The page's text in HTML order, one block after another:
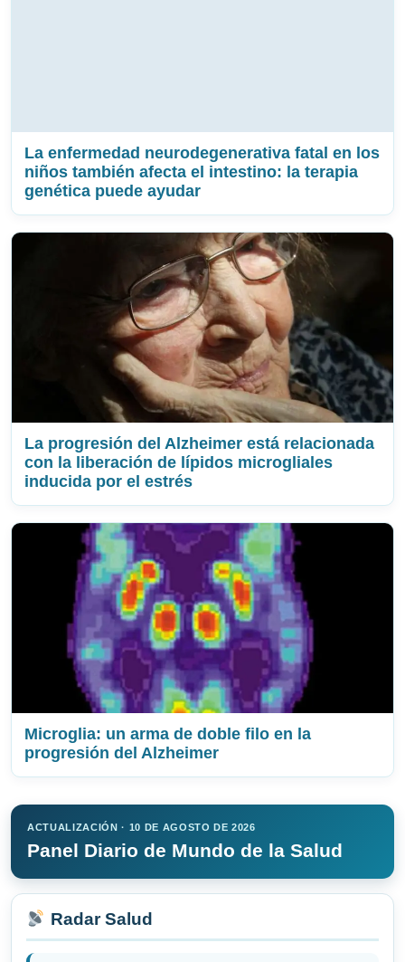
La enfermedad neurodegenerativa fatal en los
niños también afecta el intestino: la terapia
genética puede ayudar
La progresión del Alzheimer está relacionada
con la liberación de lípidos microgliales
inducida por el estrés
Microglia: un arma de doble filo en la
progresión del Alzheimer
ACTUALIZACIÓN · 10 DE AGOSTO DE 2026
Panel Diario de Mundo de la Salud
Radar Salud